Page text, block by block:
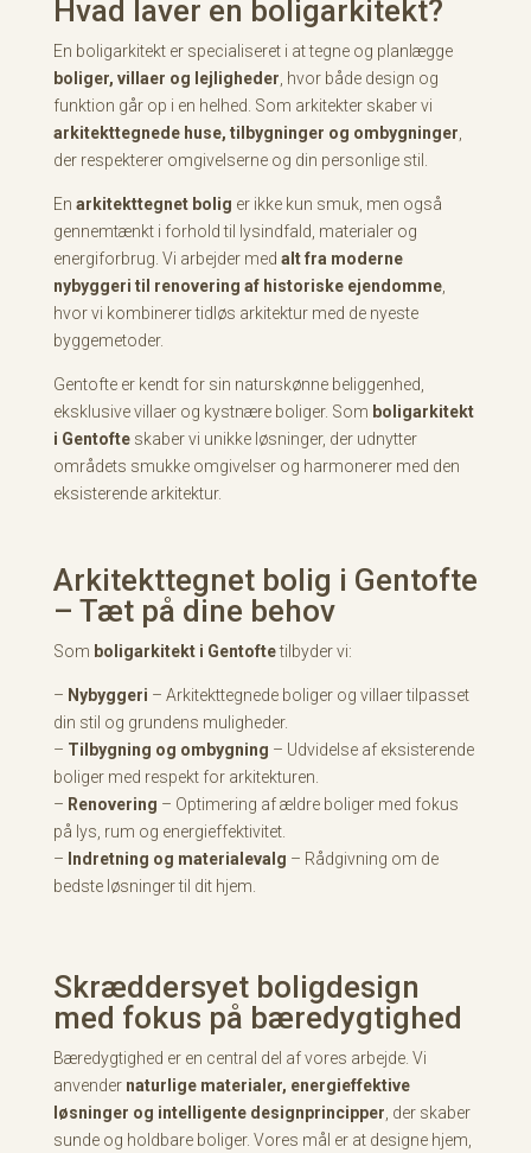
Hvad laver en boligarkitekt?
En boligarkitekt er specialiseret i at tegne og planlægge
boliger, villaer og lejligheder , hvor både design og
funktion går op i en helhed. Som arkitekter skaber vi
arkitekttegnede huse, tilbygninger og ombygninger
der respekterer omgivelserne og din personlige stil.
En arkitekttegnet bolig er ikke kun smuk, men også
gennemtænkt i forhold til lysindfald, materialer og
energiforbrug. Vi arbejder med alt fra moderne
nybyggeri til renovering af historiske ejendomme,
hvor vi kombinerer tidløs arkitektur med de nyeste
byggemetoder.
Gentofte er kendt for sin naturskønne beliggenhed,
eksklusive villaer og kystnære boliger. Som boligarkitekt
i Gentofteskaber vi unikke løsninger, der udnytter
områdets smukke omgivelser og harmonerer med den
eksisterende arkitektur.
Arkitekttegnet bolig i Gentofte
– Tæt på dine behov
Som boligarkitekt i Gentoftetilbyder vi:
– Nybyggeri – Arkitekttegnede boliger og villaer tilpasset
din stil og grundens muligheder.
– Tilbygning og ombygning – Udvidelse af eksisterende
boliger med respekt for arkitekturen.
– Renovering – Optimering af ældre boliger med fokus
på lys, rum og energieffektivitet.
– Indretning og materialevalg – Rådgivning om de
bedste løsninger til dit hjem.
Skræddersyet boligdesign
med fokus på bæredygtighed
Bæredygtighed er en central del af vores arbejde. Vi
anvender naturlige materialer, energieffektive
løsninger og intelligente designprincipper , der skaber
sunde og holdbare boliger. Vores mål er at designe hjem,